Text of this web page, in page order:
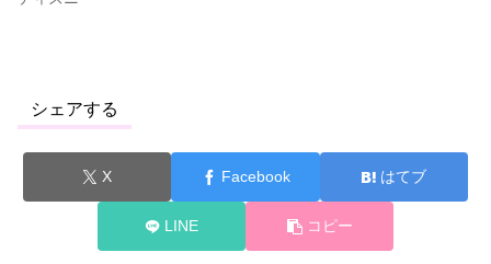
シェアする
X Facebook はてブ
LINE コピー